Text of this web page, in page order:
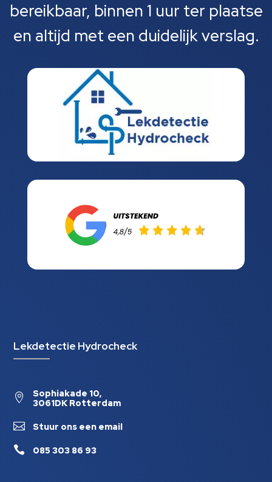
bereikbaar, binnen 1 uur ter plaatse
en altijd met een duidelijk verslag.
Lekdetectie Hydrocheck

Sophiakade 10,
3061DK Rotterdam
 Stuur ons een email
 085 303 86 93